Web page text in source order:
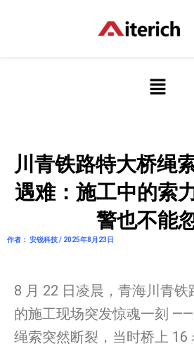
容
菜
单
川青铁路特大桥绳
遇难：施工中的索
警也不能
作者： 安锐科技 / 2025年8月23日
8 月 22 日凌晨，青海川青
的施工现场突发惊魂一刻
绳索突然断裂，当时桥上 16